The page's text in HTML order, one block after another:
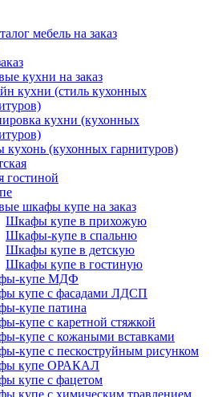
мебель на заказ
кухни на заказ
кухни (стиль кухонных
кухни (кухонных
кухонь (кухонных гарнитуров)
гостиной
шкафы купе на заказ
Шкафы купе в прихожую
Шкафы-купе в спальню
Шкафы купе в детскую
Шкафы купе в гостиную
купе МДФ
купе с фасадами ЛДСП
купе патина
купе с каретной стяжкой
купе с кожаными вставками
купе с пескоструйным рисунком
купе ОРАКАЛ
купе с фацетом